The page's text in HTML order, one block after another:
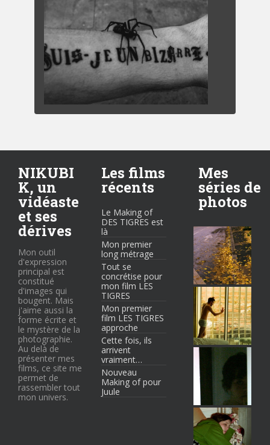
NIKUBI
K, un
vidéaste
et ses
dérives
Mon outil
d'expression
principal est
constitué
d'images qui
bougent. Mais
j'aime aussi la
forme écrite et
le mystère de la
photographie.
Au delà de
présenter mes
films, ce site me
permet de
rassembler tout
mon univers.
Les films
récents
Le Making of
DES TIGRES est
là
Mon premier
long métrage
Tout se
concrétise pour
mon film LES
TIGRES
Mon premier
film LES TIGRES
approche
Cette fois, ils
arrivent
vraiment…
Nouveau
Making of pour
Juule
Mes
séries de
photos